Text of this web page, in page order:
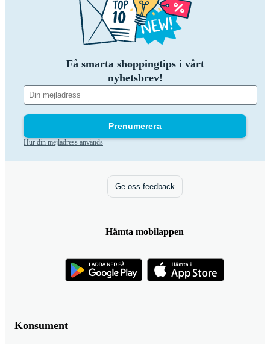
Få smarta shoppingtips i vårt
nyhetsbrev!
Prenumerera
Hur din mejladress används
Konsument
Ge oss feedback
Hämta mobilappen